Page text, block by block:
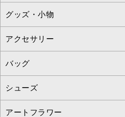
アンサンブルセット
ベスト・ジレ
パーカー
タンクトップ・キャミソール
スウェット・ジャージー
ジャンパースカート
その他のワンピース・ドレス
ガウチョ・ワイドパンツ
ハーフ・ショート丈パンツ
サロペット・オールインワン
その他のパンツ
ひざ丈スカート
ミモレ丈スカート
ショート・ミニ丈スカート
その他のスカート
テーラードジャケット
ノーカラージャケット
セットアップ
セットアップジャケット
セットアップパンツ
すべてのコート・ブルゾン
トレンチコート
ピーコート
ダッフルコート
チェスターコート
グッズ・小物
すべてのグッズ・小物
マスク
ストール・マフラー・スヌード
ベルト・サスペンダー
アクセサリー
すべてのアクセサリー
ネックレス
ピアス・イヤリング
バッグ
すべてのバッグ
トートバッグ
シューズ
すべてのシューズ
アートフラワー